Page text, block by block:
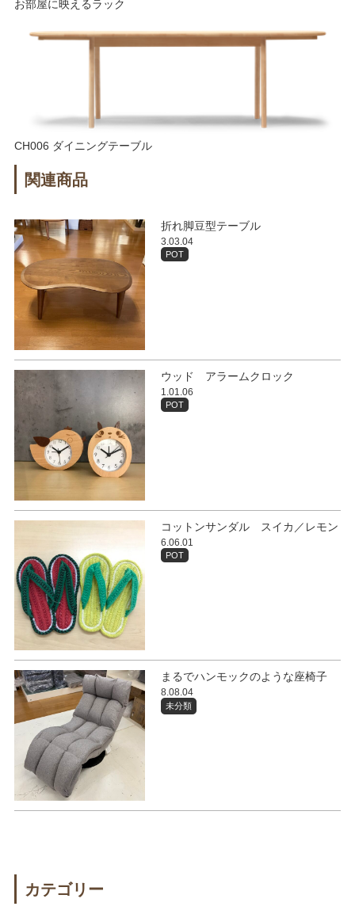
お部屋に映えるラック
CH006 ダイニングテーブル
関連商品
折れ脚豆型テーブル
3.03.04
POT
ウッド アラームクロック
1.01.06
POT
コットンサンダル スイカ／レモン
6.06.01
POT
まるでハンモックのような座椅子
8.08.04
未分類
カテゴリー